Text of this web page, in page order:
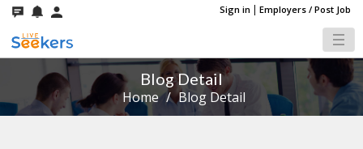
Sign in | Employers / Post Job
Blog Detail
Home / Blog Detail